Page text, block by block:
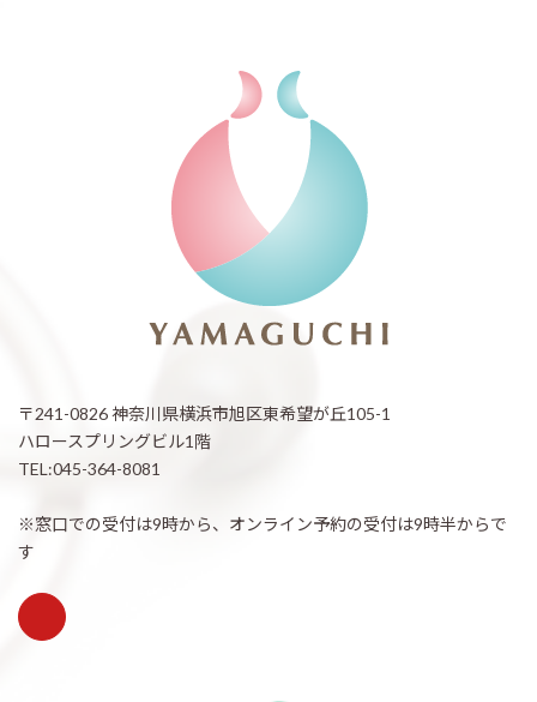
〒241-0826 神奈川県横浜市旭区東希望が丘105-1
ハロースプリングビル1階
TEL:045-364-8081
※窓口での受付は9時から、オンライン予約の受付は9時半からで
す